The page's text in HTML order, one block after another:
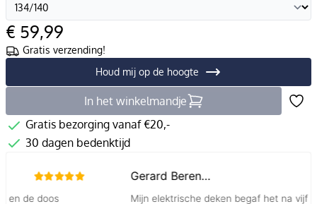
€ 59,99
Gratis verzending!
Houd mij op de hoogte
In het winkelmandje
Gratis bezorging vanaf €20,-
30 dagen bedenktijd